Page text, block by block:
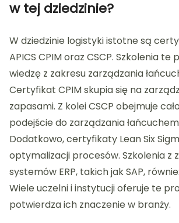
w tej dziedzinie?
W dziedzinie logistyki istotne są
APICS CPIM oraz CSCP. Szkolenia te
wiedzę z zakresu zarządzania
Certyfikat CPIM skupia się na
zapasami. Z kolei CSCP obejmuje
podejście do zarządzania
Dodatkowo, certyfikaty Lean Six
optymalizacji procesów. Szkolenia z
systemów ERP, takich jak SAP,
Wiele uczelni i instytucji oferuje te
potwierdza ich znaczenie w branży.